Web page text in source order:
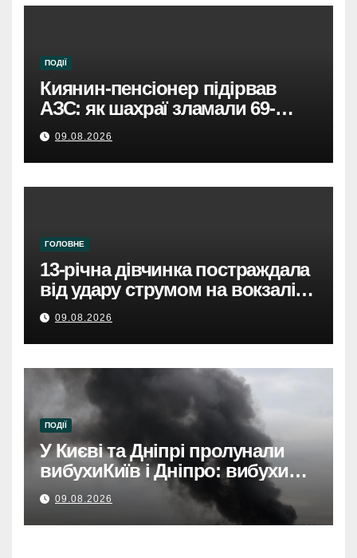
ПОДІЇ
Киянин-пенсіонер підірвав
АЗС: як шахраї зламали 69-
річного чоловіка.
09.08.2026
ГОЛОВНЕ
13-річна дівчинка постраждала
від удару струмом на вокзалі в
Броварах.
09.08.2026
ПОДІЇ
У Києві та Дніпрі пролунали
вибухиКиїв і Дніпро: вибухи
розбудили міста.
09.08.2026